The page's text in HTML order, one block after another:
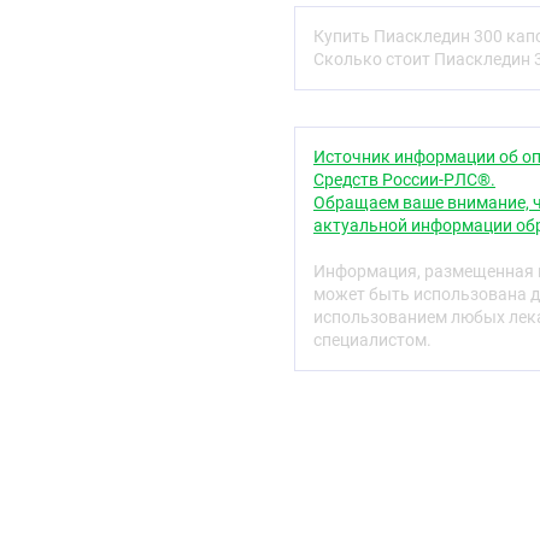
Фармакодинамика
Препарат
ткани. Обладает
процессом,
В проведенных
оказывает
и масла авокадо
стимулирующее
Неомыляемые
Купить Пиаскледин 300
Сколько стоит
Источник информации об
Средств России-РЛС®.
Обращаем ваше внимание,
актуальной информации
Информация, размещенная
может быть использована
использованием любых
специалистом.